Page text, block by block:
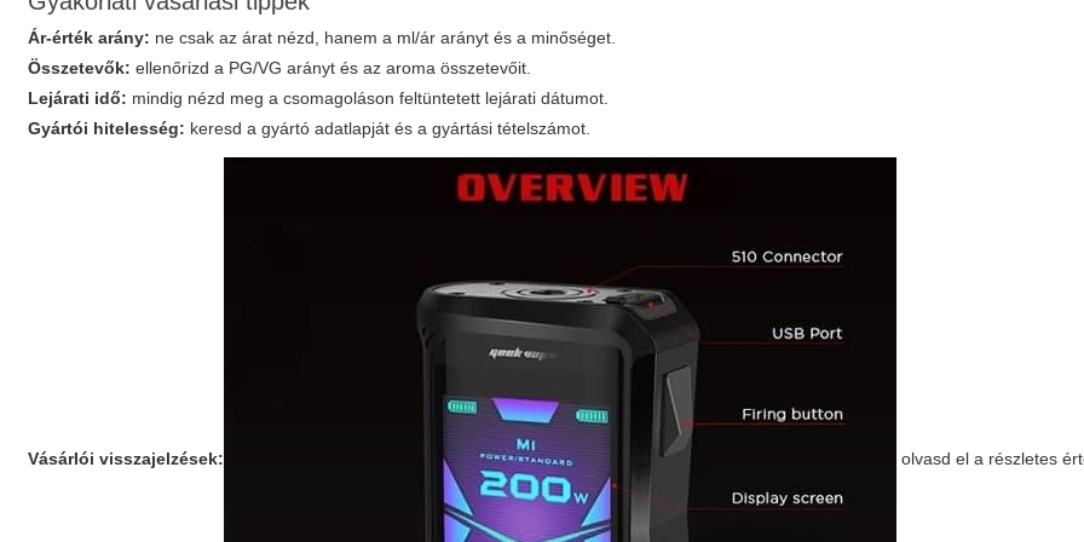
Ár-érték arány: ne csak az árat nézd, hanem a ml/ár arányt és a minőséget.
Összetevők: ellenőrizd a PG/VG arányt és az aroma összetevőit.
Lejárati idő: mindig nézd meg a csomagoláson feltüntetett lejárati dátumot.
Gyártói hitelesség: keresd a gyártó adatlapját és a gyártási tételszámot.
Vásárlói visszajelzések: olvasd el a részletes